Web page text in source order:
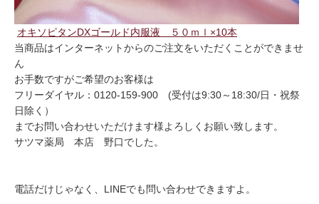
オキソピタンDXゴールド内服液 ５０ｍｌ×10本
当商品はインターネットからのご注文をいただくことができませ
ん
お手数ですがご希望のお客様は
フリーダイヤル：0120-159-900 (受付は9:30～18:30/日・祝祭
日除く）
までお問い合わせいただけます様よろしくお願い致します。
サツマ薬局 本店 野口でした。
電話だけじゃなく、LINEでも問い合わせできますよ。